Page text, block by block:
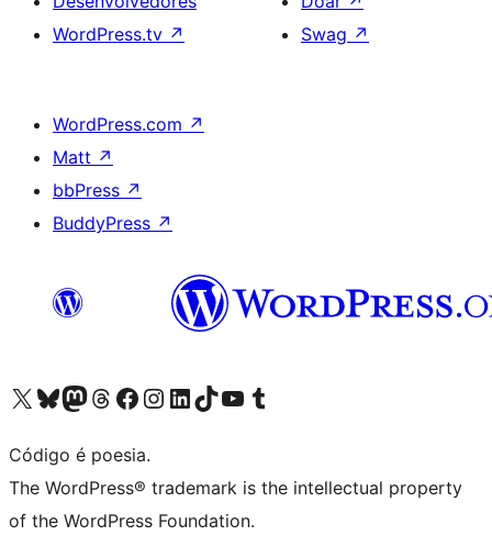
WordPress.tv ↗
Swag ↗
WordPress.com ↗
Matt ↗
bbPress ↗
BuddyPress ↗
Acessar nossa conta do X (antigo Twitter)
Acessar nossa conta do Bluesky
Acessar nossa conta do Mastodon
Acessar nossa conta do Threads
Acessar nossa página do Facebook
Acessar nossa conta do Instagram
Acessar nossa conta do LinkedIn
Acessar nossa conta do TikTok
Acessar nosso canal do YouTube
Acessar nossa conta no Tumblr
Código é poesia.
The WordPress® trademark is the intellectual property
of the WordPress Foundation.